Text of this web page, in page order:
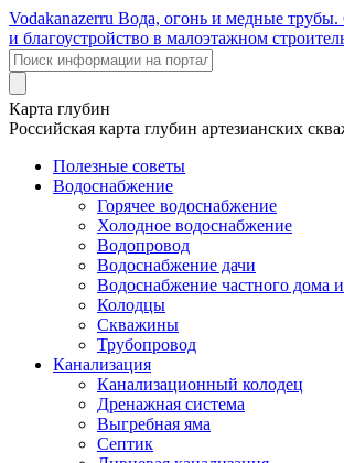
Vodakanazerru Вода, огонь и медные трубы.
и благоустройство в малоэтажном
Карта глубин
Российская карта глубин артезианских
Полезные советы
Водоснабжение
Горячее водоснабжение
Холодное водоснабжение
Водопровод
Водоснабжение дачи
Водоснабжение частного дома
Колодцы
Скважины
Трубопровод
Канализация
Канализационный колодец
Дренажная система
Выгребная яма
Септик